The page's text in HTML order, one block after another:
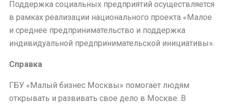
Поддержка социальных предприятий осуществляется
в рамках реализации национального проекта «Малое
и среднее предпринимательство и поддержка
индивидуальной предпринимательской инициативы».
Справка
ГБУ «Малый бизнес Москвы» помогает людям
открывать и развивать свое дело в Москве. В